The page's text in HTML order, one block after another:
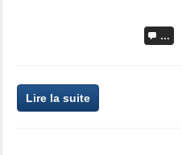
…
Lire la suite